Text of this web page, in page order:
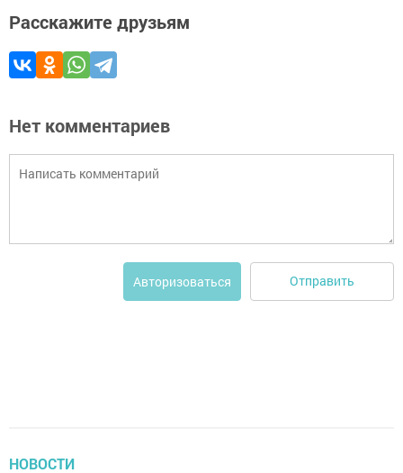
Расскажите друзьям
Нет комментариев
Авторизоваться Отправить
НОВОСТИ